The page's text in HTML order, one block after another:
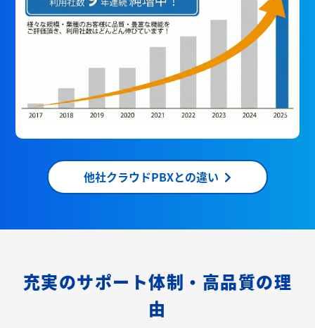
他社クラウドPBXとの違い
充実のサポート体制・高品質の理
由